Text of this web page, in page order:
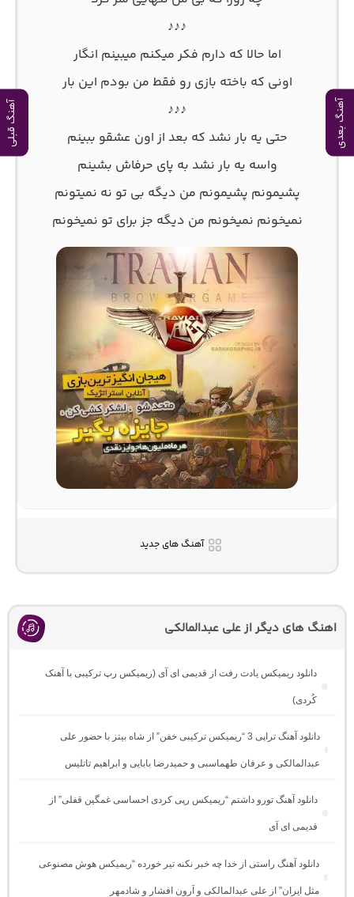
آهنگ بعدی آهنگ قبلی
♪♪♪
اما حالا که دارم فکر میکنم میبینم انگار
اونی که باخته بازی رو فقط من بودم این بار
♪♪♪
حتی یه بار نشد که بعد از اون عشقو ببینم
واسه یه بار نشد به پای حرفاش بشینم
پشیمونم پشیمونم من دیگه بی تو نه نمیتونم
نمیخونم نمیخونم من دیگه جز برای تو نمیخونم
آهنگ های جدید
اهنگ های دیگر از علی عبدالمالکی
دانلود ریمیکس یادت رفت از قدیمی ای آی (ریمیکس رپ ترکیبی با آهنک
کُردی)
دانلود آهنگ تراپی 3 “ریمیکس ترکیبی خفن” از شاه بیتز با حضور علی
عبدالمالکی و عرفان طهماسبی و حمیدرضا بابایی و ابراهیم تاتلیس
دانلود آهنگ تورو داشتم “ریمیکس رپی کردی احساسی غمگین قفلی” از
قدیمی ای آی
دانلود آهنگ راستی از خدا چه خبر نکنه تیر خورده “ریمیکس هوش مصنوعی
مثل ایران” از علی عبدالمالکی و آرون افشار و شادمهر